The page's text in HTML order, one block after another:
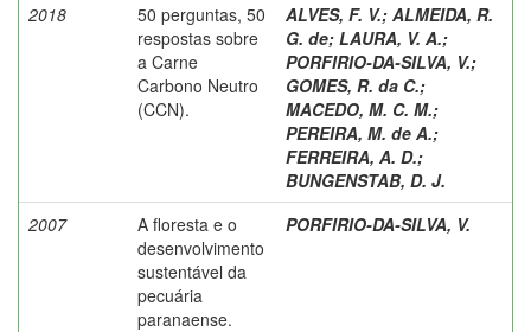
2018
50 perguntas, 50
respostas sobre
a Carne
Carbono Neutro
(CCN).
ALVES, F. V.; ALMEIDA, R.
G. de; LAURA, V. A.;
PORFIRIO-DA-SILVA, V.;
GOMES, R. da C.;
MACEDO, M. C. M.;
PEREIRA, M. de A.;
FERREIRA, A. D.;
BUNGENSTAB, D. J.
2007
A floresta e o
desenvolvimento
sustentável da
pecuária
paranaense.
PORFIRIO-DA-SILVA, V.